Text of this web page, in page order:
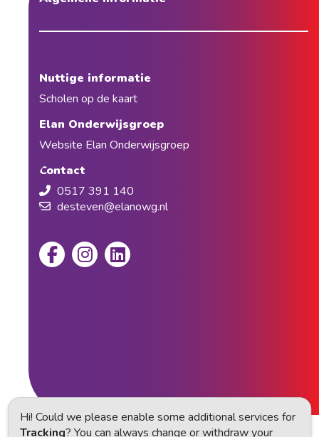
Nuttige informatie
Scholen op de kaart
Elan Onderwijsgroep
Website Elan Onderwijsgroep
Contact
0517 391 140
desteven@elanowg.nl
Hi! Could we please enable some additional services for
Tracking? You can always change or withdraw your